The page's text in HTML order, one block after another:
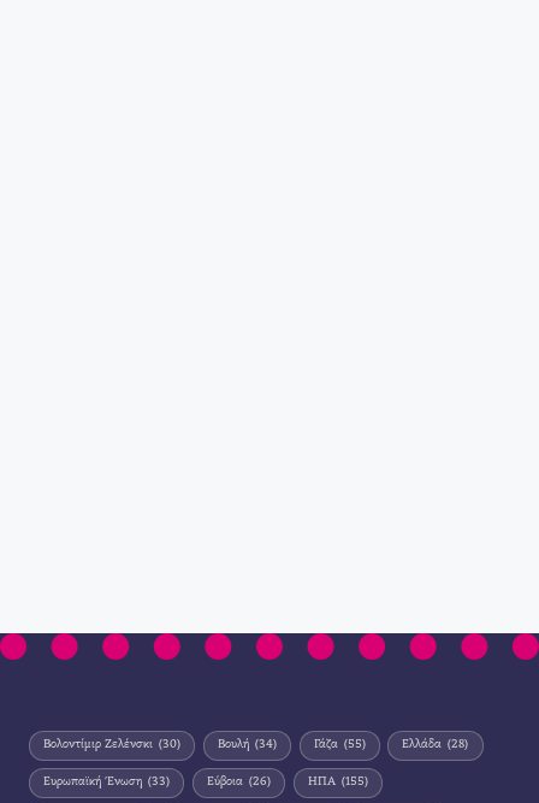
Βολοντίμιρ Ζελένσκι (30) Βουλή (34) Γάζα (55) Ελλάδα (28)
Ευρωπαϊκή Ένωση (33) Εύβοια (26) ΗΠΑ (155)